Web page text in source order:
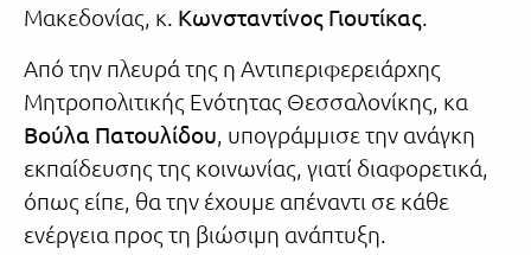
Μακεδονίας, κ. Κωνσταντίνος Γιουτίκας.
Από την πλευρά της η Αντιπεριφερειάρχης
Μητροπολιτικής Ενότητας Θεσσαλονίκης, κα
Βούλα Πατουλίδου, υπογράμμισε την ανάγκη
εκπαίδευσης της κοινωνίας, γιατί διαφορετικά,
όπως είπε, θα την έχουμε απέναντι σε κάθε
ενέργεια προς τη βιώσιμη ανάπτυξη.